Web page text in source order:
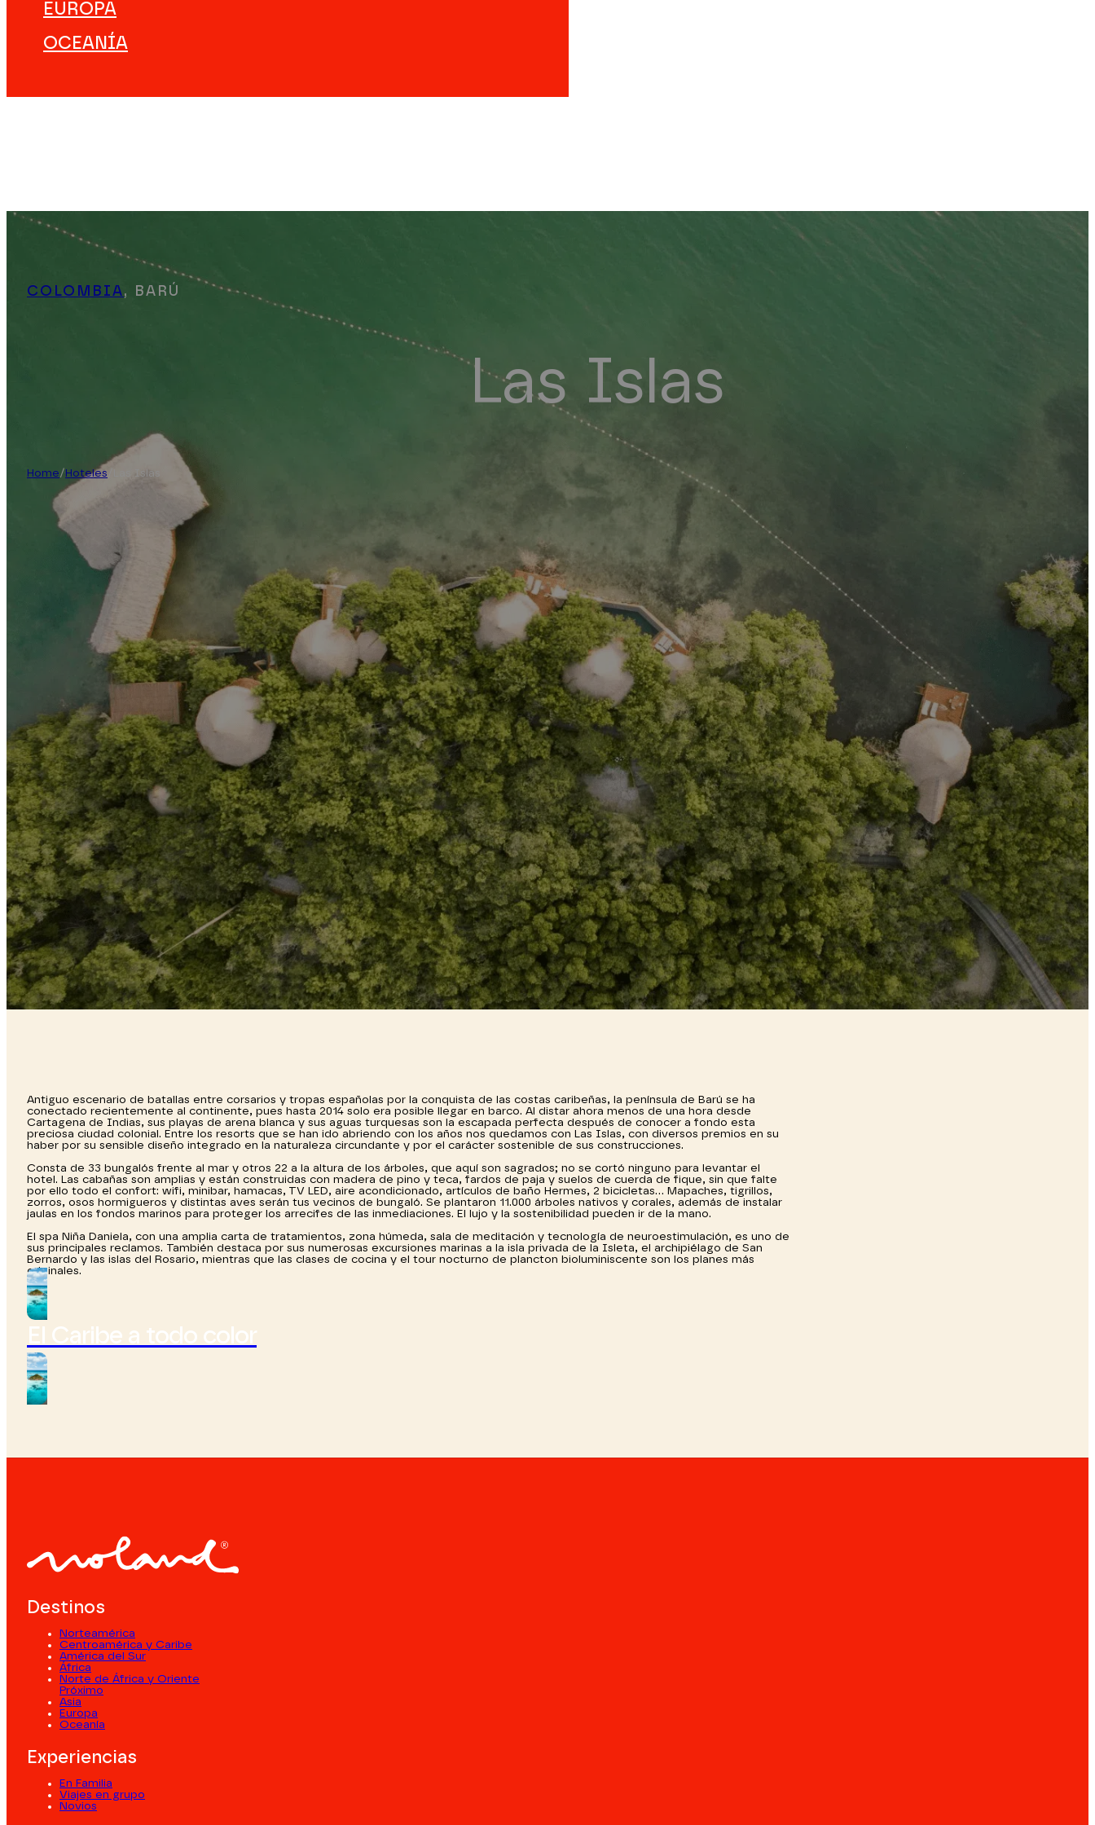
EUROPA
OCEANÍA
COLOMBIA, BARÚ
Las Islas
Home/ Hoteles Las Islas
Antiguo escenario de batallas entre corsarios y tropas españolas por la conquista de las costas caribeñas, la península de Barú se ha
conectado recientemente al continente, pues hasta 2014 solo era posible llegar en barco. Al distar ahora menos de una hora desde
Cartagena de Indias, sus playas de arena blanca y sus aguas turquesas son la escapada perfecta después de conocer a fondo esta
preciosa ciudad colonial. Entre los resorts que se han ido abriendo con los años nos quedamos con Las Islas, con diversos premios en su
haber por su sensible diseño integrado en la naturaleza circundante y por el carácter sostenible de sus construcciones.
Consta de 33 bungalós frente al mar y otros 22 a la altura de los árboles, que aquí son sagrados; no se cortó ninguno para levantar el
hotel. Las cabañas son amplias y están construidas con madera de pino y teca, fardos de paja y suelos de cuerda de fique, sin que falte
por ello todo el confort: wifi, minibar, hamacas, TV LED, aire acondicionado, artículos de baño Hermes, 2 bicicletas… Mapaches, tigrillos,
zorros, osos hormigueros y distintas aves serán tus vecinos de bungaló. Se plantaron 11.000 árboles nativos y corales, además de instalar
jaulas en los fondos marinos para proteger los arrecifes de las inmediaciones. El lujo y la sostenibilidad pueden ir de la mano.
El spa Niña Daniela, con una amplia carta de tratamientos, zona húmeda, sala de meditación y tecnología de neuroestimulación, es uno de
sus principales reclamos. También destaca por sus numerosas excursiones marinas a la isla privada de la Isleta, el archipiélago de San
Bernardo y las islas del Rosario, mientras que las clases de cocina y el tour nocturno de plancton bioluminiscente son los planes más
originales.
El Caribe a todo color
Destinos
Norteamérica
Centroamérica y Caribe
América del Sur
África
Norte de África y Oriente
Próximo
Asia
Europa
Oceanía
Experiencias
En Familia
Viajes en grupo
Novios